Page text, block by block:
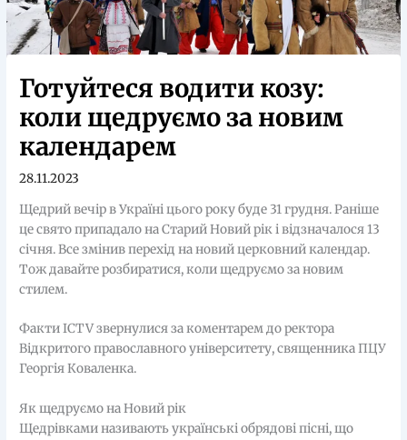
Готуйтеся водити козу:
коли щедруємо за новим
календарем
28.11.2023
Щедрий вечір в Україні цього року буде 31 грудня. Раніше
це свято припадало на Старий Новий рік і відзначалося 13
січня. Все змінив перехід на новий церковний календар.
Тож давайте розбиратися, коли щедруємо за новим
стилем.
Факти ICTV звернулися за коментарем до ректора
Відкритого православного університету, священника ПЦУ
Георгія Коваленка.
Як щедруємо на Новий рік
Щедрівками називають українські обрядові пісні, що